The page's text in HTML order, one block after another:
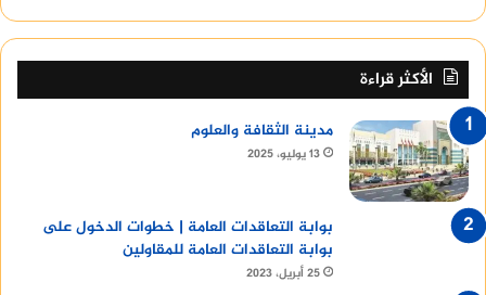
الأكثر قراءة
مدينة الثقافة والعلوم
13 يوليو، 2025
بوابة التعاقدات العامة | خطوات الدخول على
بوابة التعاقدات العامة للمقاولين
25 أبريل، 2023